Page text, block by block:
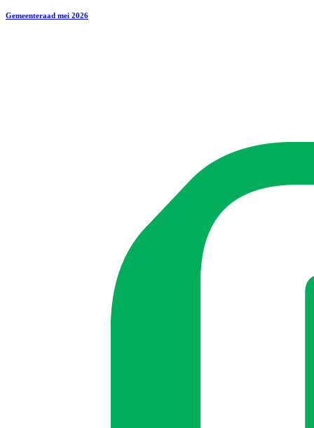
Gemeenteraad mei 2026